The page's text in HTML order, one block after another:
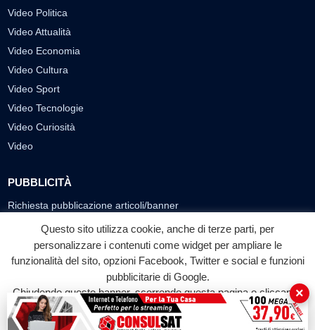
Video Politica
Video Attualità
Video Economia
Video Cultura
Video Sport
Video Tecnologie
Video Curiosità
Video
PUBBLICITÀ
Richiesta pubblicazione articoli/banner
SEGUICI SUI SOCIAL
f
Facebook
◎ ▶
YouTube
Questo sito utilizza cookie, anche di terze parti, per
personalizzare i contenuti come widget per ampliare le
funzionalità del sito, opzioni Facebook, Twitter e social e funzioni
pubblicitarie di Google.
Chiudendo questo banner, scorrendo questa pagina o cliccando
su qualunque suo elemento acconsenti all'uso dei cookie.
×